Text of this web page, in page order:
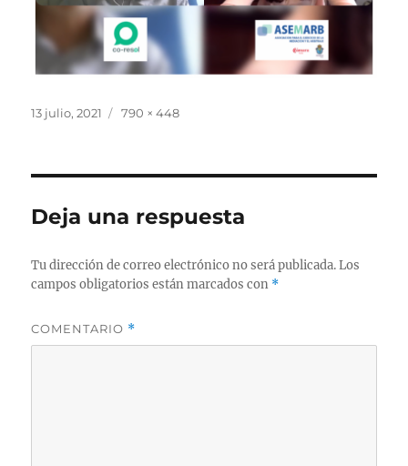
Publicado
13 julio, 2021
Tamaño
790 × 448
Deja una respuesta
Tu dirección de correo electrónico no será publicada. Los
campos obligatorios están marcados con *
COMENTARIO *